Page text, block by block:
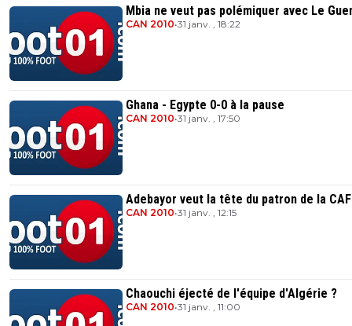
Mbia ne veut pas polémiquer avec Le
CAN 2010•31 janv. , 18:22
Ghana - Egypte 0-0 à la pause
CAN 2010•31 janv. , 17:50
Adebayor veut la tête du patron de la CAF
CAN 2010•31 janv. , 12:15
Chaouchi éjecté de l'équipe d'Algérie ?
CAN 2010•31 janv. , 11:00